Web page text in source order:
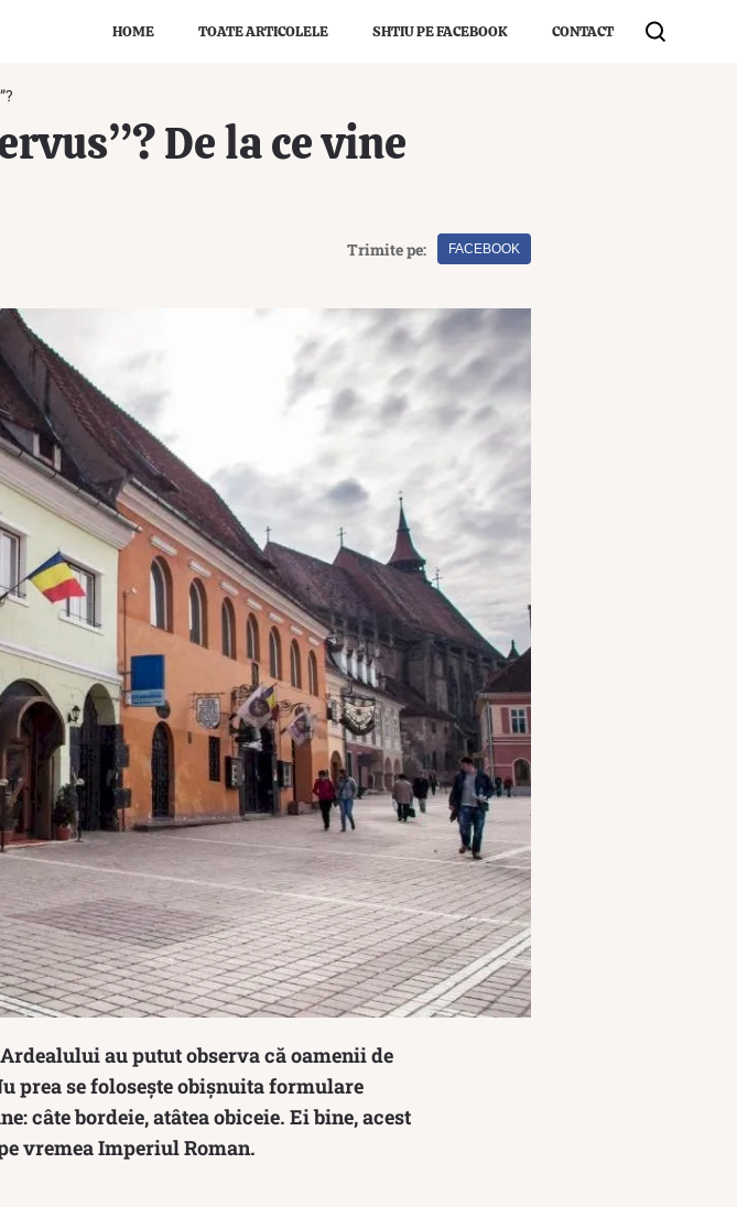
HOME TOATE ARTICOLELE SHTIU PE FACEBOOK CONTACT
De la ce vine
Trimite pe: FACEBOOK
au putut observa că oamenii de
prea se folosește obișnuita formulare
câte bordeie, atâtea obiceie. Ei bine, acest
vremea Imperiul Roman.